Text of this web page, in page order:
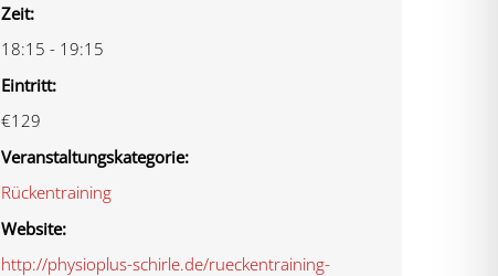
Zeit:
18:15 - 19:15
Eintritt:
€129
Veranstaltungskategorie:
Rückentraining
Website:
http://physioplus-schirle.de/rueckentraining-